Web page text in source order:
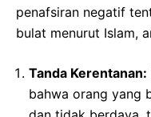
penafsiran negatif
bulat menurut Islam,
Tanda Kerentanan:
bahwa orang yang